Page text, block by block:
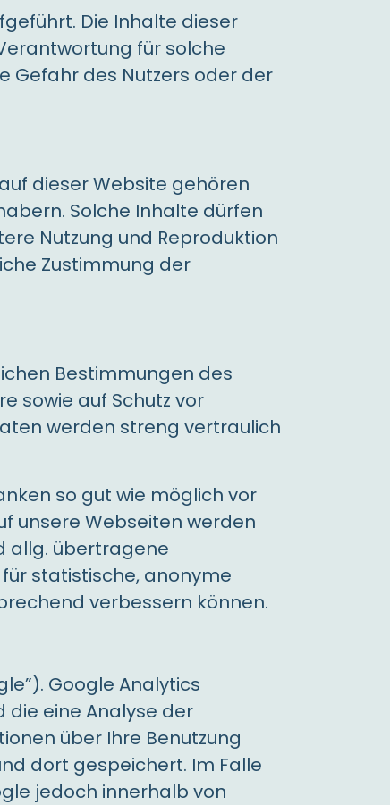
Die Inhalte dieser
für solche
Gefahr des Nutzers oder der
dieser Website gehören
Solche Inhalte dürfen
Nutzung und Reproduktion
Zustimmung der
Bestimmungen des
sowie auf Schutz vor
werden streng vertraulich
so gut wie möglich vor
unsere Webseiten werden
allg. übertragene
statistische, anonyme
verbessern können.
Google Analytics
die eine Analyse der
über Ihre Benutzung
dort gespeichert. Im Falle
jedoch innerhalb von